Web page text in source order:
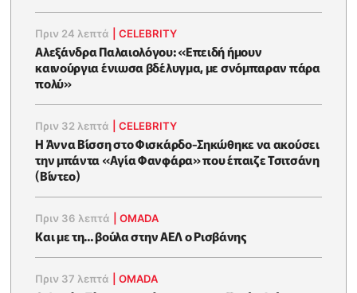
Πριν 24 λεπτά |CELEBRITY
Αλεξάνδρα Παλαιολόγου: «Επειδή ήμουν
καινούργια ένιωσα βδέλυγμα, με σνόμπαραν πάρα
πολύ»
Πριν 32 λεπτά |CELEBRITY
Η Άννα Βίσση στο Φισκάρδο-Σηκώθηκε να ακούσει
την μπάντα «Αγία Φανφάρα» που έπαιζε Τσιτσάνη
(Βίντεο)
Πριν 36 λεπτά |OMADA
Και με τη... βούλα στην ΑΕΛ ο Ρισβάνης
Πριν 37 λεπτά |OMADA